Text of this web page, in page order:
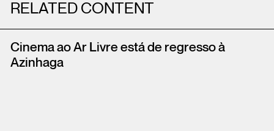
RELATED CONTENT
Cinema ao Ar Livre está de regresso à
Azinhaga